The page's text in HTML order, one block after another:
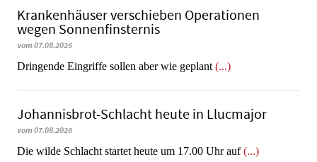
Krankenhäuser verschieben Operationen
wegen Sonnenfinsternis
vom 07.08.2026
Dringende Eingriffe sollen aber wie geplant (...)
Johannisbrot-Schlacht heute in Llucmajor
vom 07.08.2026
Die wilde Schlacht startet heute um 17.00 Uhr auf(...)